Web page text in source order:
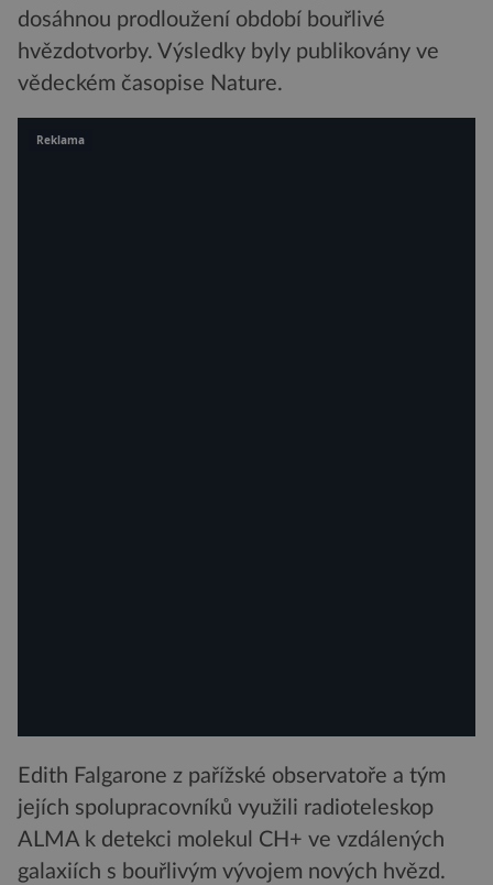
dosáhnou prodloužení období bouřlivé
hvězdotvorby. Výsledky byly publikovány ve
vědeckém časopise Nature.
Edith Falgarone z pařížské observatoře a tým
jejích spolupracovníků využili radioteleskop
ALMA k detekci molekul CH+ ve vzdálených
galaxiích s bouřlivým vývojem nových hvězd.
Reklama